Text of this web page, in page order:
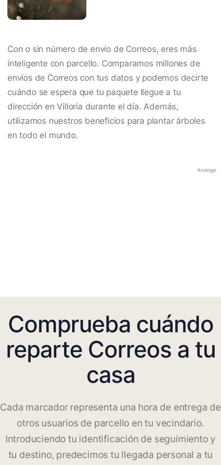
Con o sin número de envío de Correos, eres más
inteligente con parcello. Comparamos millones de
envíos de Correos con tus datos y podemos decirte
cuándo se espera que tu paquete llegue a tu
dirección en Villoria durante el día. Además,
utilizamos nuestros beneficios para plantar árboles
en todo el mundo.
Anzeige
Comprueba cuándo
reparte Correos a tu
casa
Cada marcador representa una hora de entrega de
otros usuarios de parcello en tu vecindario.
Introduciendo tu identificación de seguimiento y
tu destino, predecimos tu llegada personal a tu